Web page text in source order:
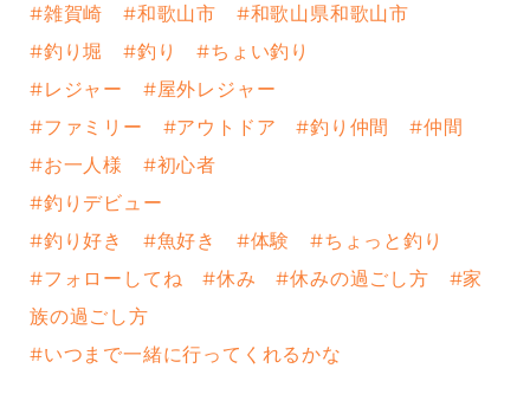
#雑賀崎
#和歌山市
#和歌山県和歌山市
#釣り堀
#釣り
#ちょい釣り
#レジャー
#屋外レジャー
#ファミリー
#アウトドア #釣り仲間
#仲間
#お一人様
#初心者
#釣りデビュー
#釣り好き
#魚好き #体験
#ちょっと釣り
#フォローしてね
#休み #休みの過ごし方
#家
族の過ごし方
#いつまで一緒に行ってくれるかな